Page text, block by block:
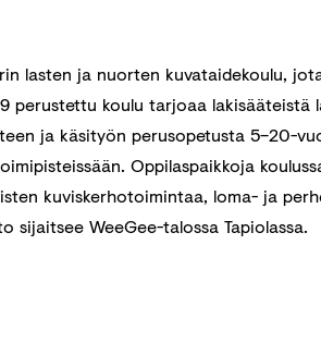
lasten ja nuorten kuvataidekoulu,
perustettu koulu tarjoaa lakisääteistä
ja käsityön perusopetusta 5–20-
Oppilaspaikkoja
kuviskerhotoimintaa, loma- ja
sijaitsee WeeGee-talossa Tapiolassa.